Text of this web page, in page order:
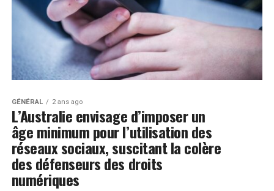
GÉNÉRAL 2 ans ago
L’Australie envisage d’imposer un
âge minimum pour l’utilisation des
réseaux sociaux, suscitant la colère
des défenseurs des droits
numériques